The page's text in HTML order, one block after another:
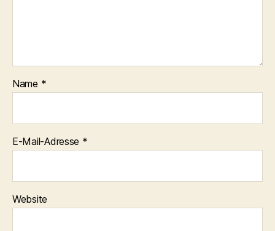
Name *
E-Mail-Adresse *
Website